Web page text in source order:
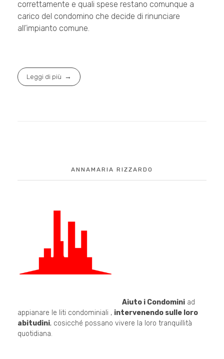
correttamente e quali spese restano comunque a
carico del condomino che decide di rinunciare
all’impianto comune.
Leggi di più
ANNAMARIA RIZZARDO
Aiuto i Condominiad
appianare le liti condominiali , intervenendo sulle loro
abitudini, cosicché possano vivere la loro tranquillità
quotidiana.